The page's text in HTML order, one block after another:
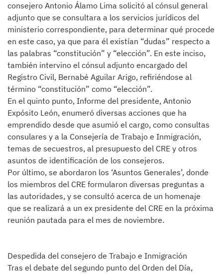
consejero Antonio Álamo Lima solicitó al cónsul general
adjunto que se consultara a los servicios jurídicos del
ministerio correspondiente, para determinar qué procede
en este caso, ya que para él existían “dudas” respecto a
las palabras “constitución” y “elección”. En este inciso,
también intervino el cónsul adjunto encargado del
Registro Civil, Bernabé Aguilar Arigo, refiriéndose al
término “constitución” como “elección”.
En el quinto punto, Informe del presidente, Antonio
Expósito León, enumeró diversas acciones que ha
emprendido desde que asumió el cargo, como consultas
consulares y a la Consejería de Trabajo e Inmigración,
temas de secuestros, al presupuesto del CRE y otros
asuntos de identificación de los consejeros.
Por último, se abordaron los ‘Asuntos Generales’, donde
los miembros del CRE formularon diversas preguntas a
las autoridades, y se consultó acerca de un homenaje
que se realizará a un ex presidente del CRE en la próxima
reunión pautada para el mes de noviembre.
Despedida del consejero de Trabajo e Inmigración
Tras el debate del segundo punto del Orden del Día,